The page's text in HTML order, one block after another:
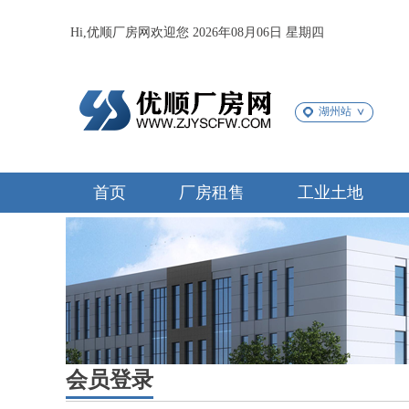
Hi,优顺厂房网欢迎您 2026年08月06日 星期四
湖州站
首页 厂房租售 工业土地
会员登录